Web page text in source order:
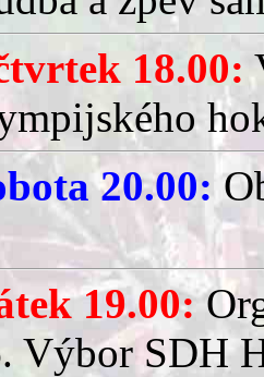
18.00:
20.00:
19.00:
Výbor SDH